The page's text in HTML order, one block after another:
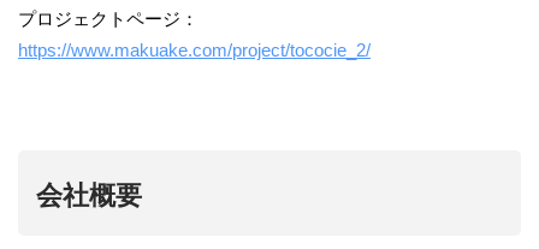
プロジェクトページ：
https://www.makuake.com/project/tococie_2/
会社概要